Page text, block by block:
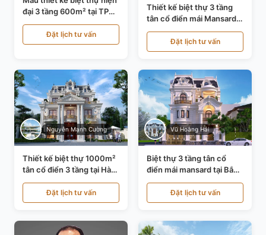
đại 3 tầng 600m² tại TP
Hồ Chí Minh KT24602
Đặt lịch tư vấn
Thiết kế biệt thự 3 tầng
tân cổ điển mái Mansard
tại Thanh Hóa KT23104
Đặt lịch tư vấn
Nguyễn Mạnh Cường
Thiết kế biệt thự 1000m²
tân cổ điển 3 tầng tại Hà
Nội KT21010
Đặt lịch tư vấn
Vũ Hoàng Hải
Biệt thự 3 tầng tân cổ
điển mái mansard tại Bắc
Ninh KT21198
Đặt lịch tư vấn